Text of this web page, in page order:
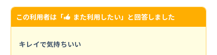
この利用者は「 また利用したい」と回答しました
キレイで気持ちいい